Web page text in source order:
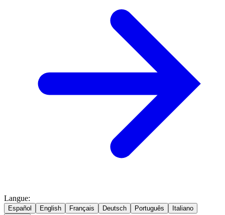
Langue:
Español English Français Deutsch Português Italiano